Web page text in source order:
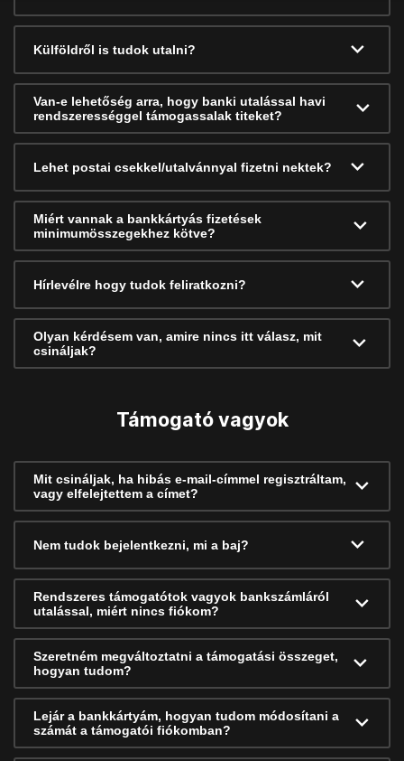
Külföldről is tudok utalni?
Van-e lehetőség arra, hogy banki utalással havi
rendszerességgel támogassalak titeket?
Lehet postai csekkel/utalvánnyal fizetni nektek?
Miért vannak a bankkártyás fizetések
minimumösszegekhez kötve?
Hírlevélre hogy tudok feliratkozni?
Olyan kérdésem van, amire nincs itt válasz, mit
csináljak?
Támogató vagyok
Mit csináljak, ha hibás e-mail-címmel regisztráltam,
vagy elfelejtettem a címet?
Nem tudok bejelentkezni, mi a baj?
Rendszeres támogatótok vagyok bankszámláról
utalással, miért nincs fiókom?
Szeretném megváltoztatni a támogatási összeget,
hogyan tudom?
Lejár a bankkártyám, hogyan tudom módosítani a
számát a támogatói fiókomban?